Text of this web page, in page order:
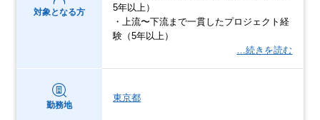
対象となる方
5年以上）
・上流〜下流まで一貫したプロジェクト経
験（5年以上）
…続きを読む
勤務地
東京都